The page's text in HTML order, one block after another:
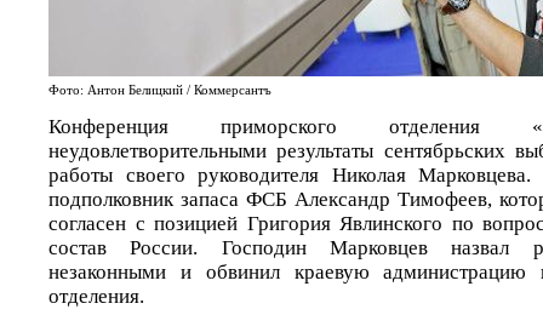
Фото: Антон Белицкий / Коммерсантъ
Конференция приморского отделения
неудовлетворительными результаты сентябрьских
работы своего руководителя Николая
подполковник запаса ФСБ Александр Тимофеев,
согласен с позицией Григория Явлинского по
состав России. Господин Марковцев назвал
незаконными и обвинил краевую администрацию
отделения.